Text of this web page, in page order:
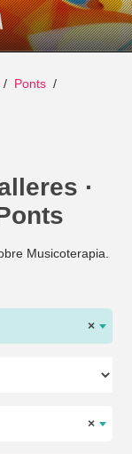
Ponts
·
Musicoterapia.
×
×